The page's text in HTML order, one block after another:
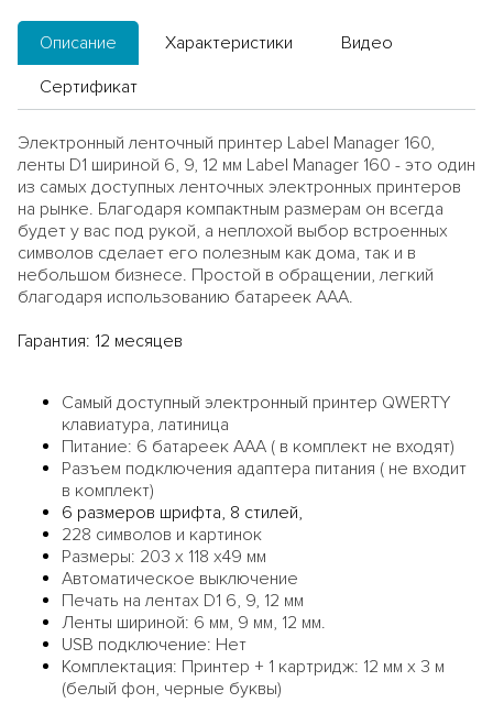
Описание Характеристики
Видео
Сертификат
Электронный ленточный принтер Label Manager 160,
ленты D1 шириной 6, 9, 12 мм Label Manager 160 - это один
из самых доступных ленточных электронных принтеров
на рынке. Благодаря компактным размерам он всегда
будет у вас под рукой, а неплохой выбор встроенных
символов сделает его полезным как дома, так и в
небольшом бизнесе. Простой в обращении, легкий
благодаря использованию батареек ААА.
Гарантия: 12 месяцев
Самый доступный электронный принтер QWERTY
клавиатура, латиница
Питание: 6 батареек ААА ( в комплект не входят)
Разъем подключения адаптера питания ( не входит
в комплект)
6 размеров шрифта, 8 стилей,
228 символов и картинок
Размеры: 203 x 118 x49 мм
Автоматическое выключение
Печать на лентах D1 6, 9, 12 мм
Ленты шириной: 6 мм, 9 мм, 12 мм.
USB подключение: Нет
Комплектация: Принтер + 1 картридж: 12 мм x 3 м
(белый фон, черные буквы)